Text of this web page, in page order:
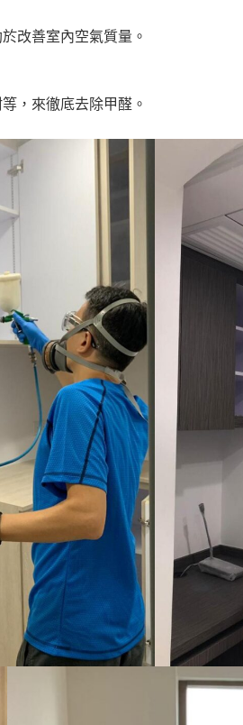
改善室內空氣質量。
，來徹底去除甲醛。